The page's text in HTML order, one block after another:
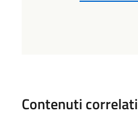
Contenuti correlati